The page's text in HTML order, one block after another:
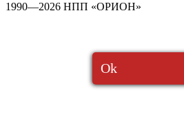
1990—2026 НПП «ОРИОН»
Ok